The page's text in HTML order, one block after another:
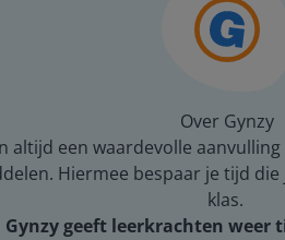
Over Gynzy
altijd een waardevolle
Hiermee bespaar je tijd
klas.
Gynzy geeft leerkrachten weer